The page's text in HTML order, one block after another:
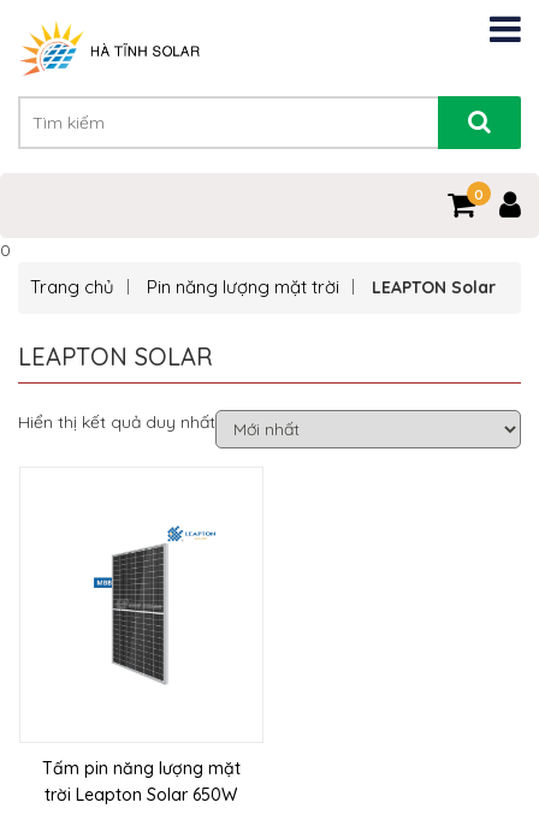
0
0
Trang chủ Pin năng lượng mặt trời LEAPTON Solar
LEAPTON SOLAR
Hiển thị kết quả duy nhất
Tấm pin năng lượng mặt
trời Leapton Solar 650W